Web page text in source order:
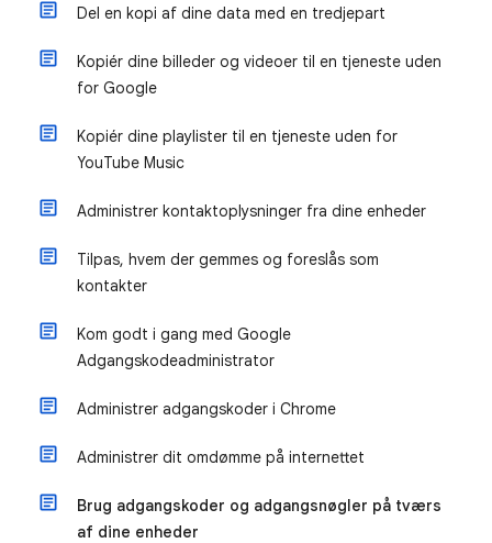
Del en kopi af dine data med en tredjepart
Kopiér dine billeder og videoer til en tjeneste uden
for Google
Kopiér dine playlister til en tjeneste uden for
YouTube Music
Administrer kontaktoplysninger fra dine enheder
Tilpas, hvem der gemmes og foreslås som
kontakter
Kom godt i gang med Google
Adgangskodeadministrator
Administrer adgangskoder i Chrome
Administrer dit omdømme på internettet
Brug adgangskoder og adgangsnøgler på tværs
af dine enheder